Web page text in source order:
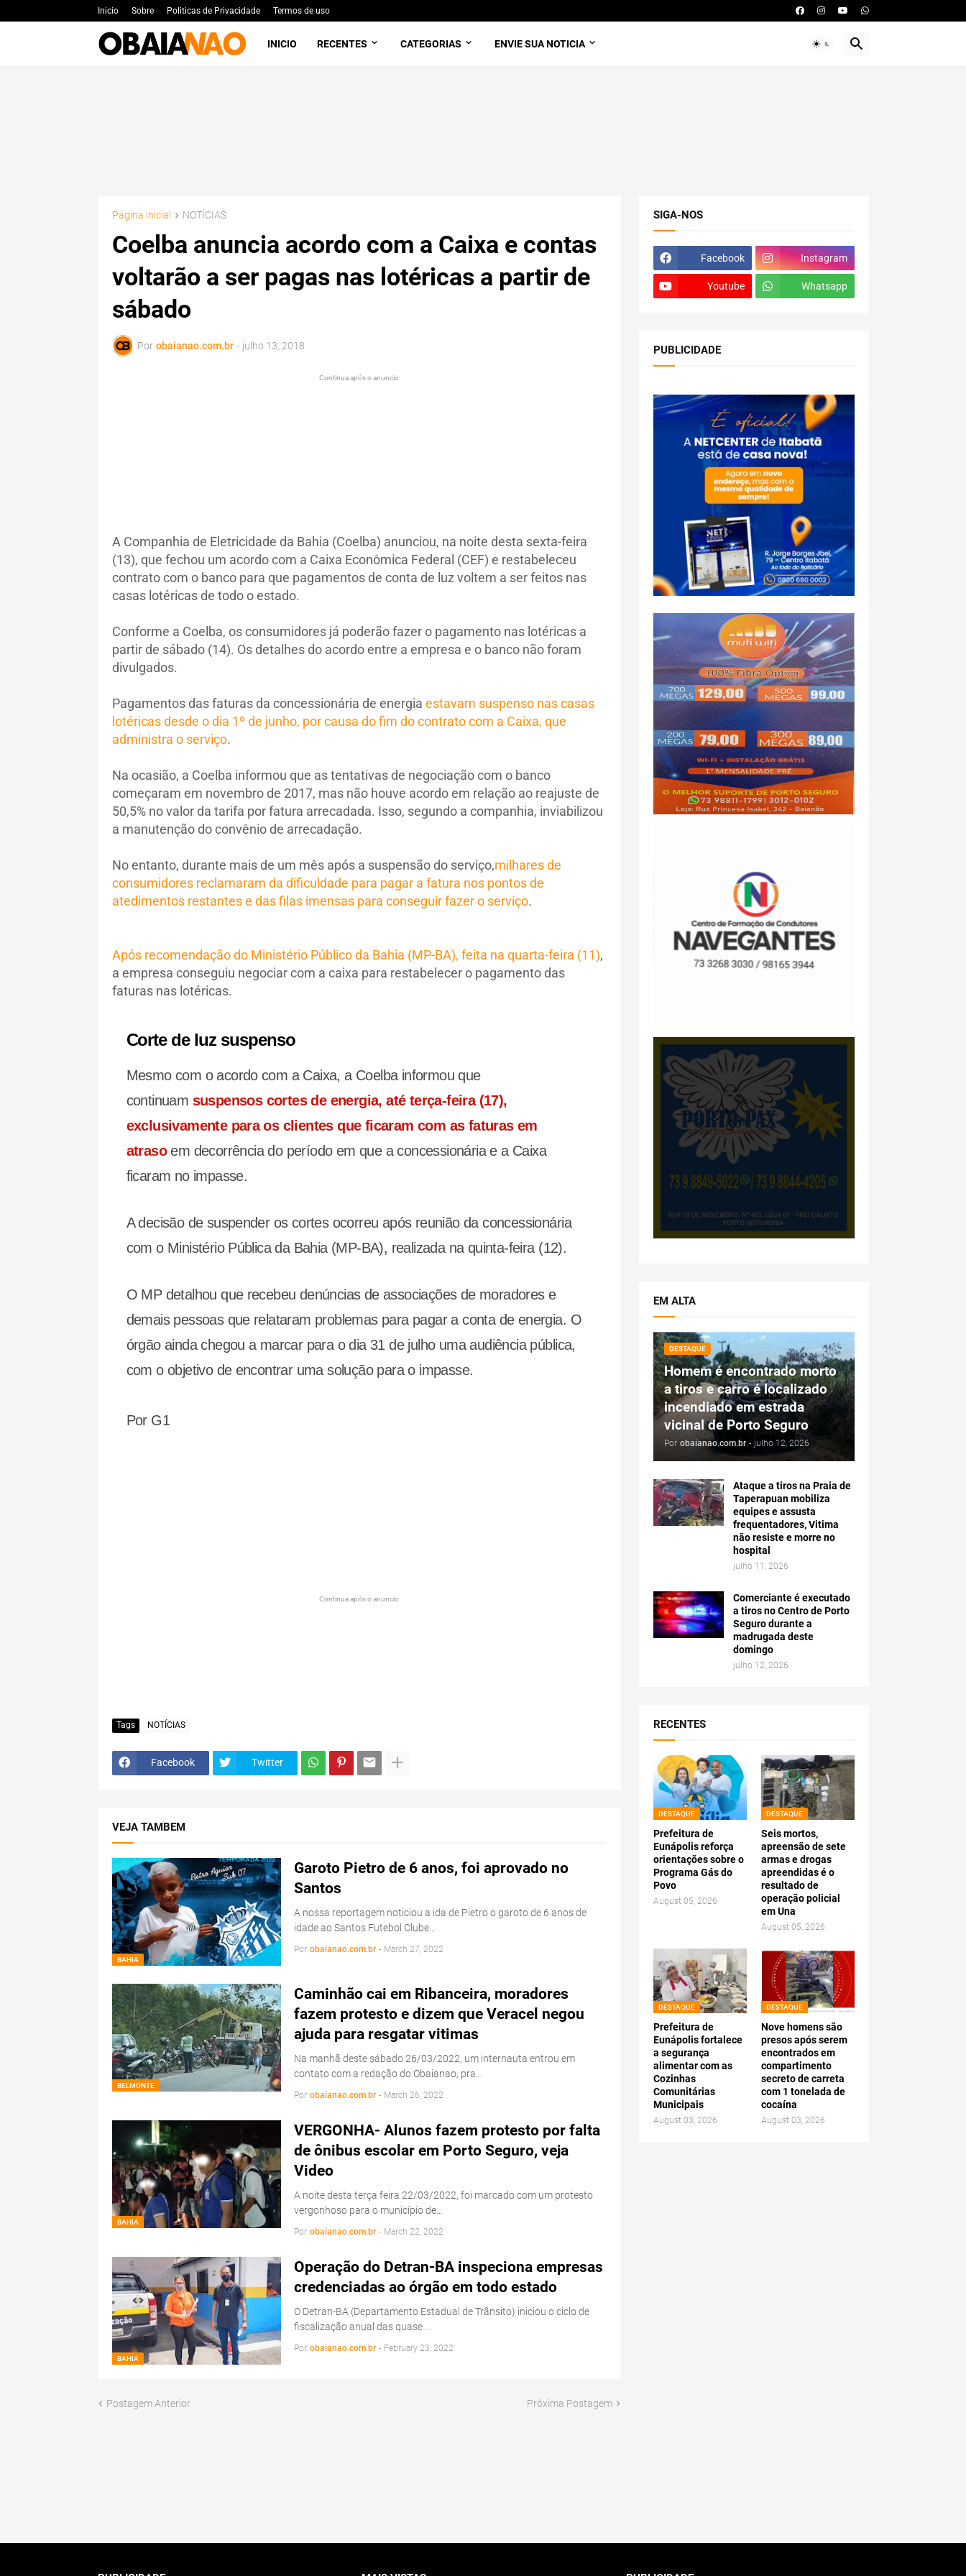
Inicio Sobre Politicas de Privacidade Termos de uso
INICIO RECENTES CATEGORIAS ENVIE SUA NOTICIA
Página inicial NOTÍCIAS
Coelba anuncia acordo com a Caixa e contas
voltarão a ser pagas nas lotéricas a partir de
sábado
Por obaianao.com.br - julho 13, 2018
Continua após o anuncio
A Companhia de Eletricidade da Bahia (Coelba) anunciou, na noite desta sexta-feira
(13), que fechou um acordo com a Caixa Econômica Federal (CEF) e restabeleceu
contrato com o banco para que pagamentos de conta de luz voltem a ser feitos nas
casas lotéricas de todo o estado.
Conforme a Coelba, os consumidores já poderão fazer o pagamento nas lotéricas a
partir de sábado (14). Os detalhes do acordo entre a empresa e o banco não foram
divulgados.
Pagamentos das faturas da concessionária de energia estavam suspenso nas casas
lotéricas desde o dia 1º de junho, por causa do fim do contrato com a Caixa, que
administra o serviço.
Na ocasião, a Coelba informou que as tentativas de negociação com o banco
começaram em novembro de 2017, mas não houve acordo em relação ao reajuste de
50,5% no valor da tarifa por fatura arrecadada. Isso, segundo a companhia, inviabilizou
a manutenção do convênio de arrecadação.
No entanto, durante mais de um mês após a suspensão do serviço,milhares de
consumidores reclamaram da dificuldade para pagar a fatura nos pontos de
atedimentos restantes e das filas imensas para conseguir fazer o serviço.
Após recomendação do Ministério Público da Bahia (MP-BA), feita na quarta-feira (11),
a empresa conseguiu negociar com a caixa para restabelecer o pagamento das
faturas nas lotéricas.
Corte de luz suspenso
Mesmo com o acordo com a Caixa, a Coelba informou que
continuam suspensos cortes de energia, até terça-feira (17),
exclusivamente para os clientes que ficaram com as faturas em
atrasoem decorrência do período em que a concessionária e a Caixa
ficaram no impasse.
A decisão de suspender os cortes ocorreu após reunião da concessionária
com o Ministério Pública da Bahia (MP-BA), realizada na quinta-feira (12).
O MP detalhou que recebeu denúncias de associações de moradores e
demais pessoas que relataram problemas para pagar a conta de energia. O
órgão ainda chegou a marcar para o dia 31 de julho uma audiência pública,
com o objetivo de encontrar uma solução para o impasse.
Por G1
Continua após o anuncio
Tags NOTÍCIAS
Facebook Twitter
VEJA TAMBEM
BAHIA
Garoto Pietro de 6 anos, foi aprovado no
Santos
A nossa reportagem noticiou a ida de Pietro o garoto de 6 anos de
idade ao Santos Futebol Clube…
Por obaianao.com.br - March 27, 2022
BELMONTE
Caminhão cai em Ribanceira, moradores
fazem protesto e dizem que Veracel negou
ajuda para resgatar vitimas
Na manhã deste sábado 26/03/2022, um internauta entrou em
contato com a redação do Obaianao, pra…
Por obaianao.com.br - March 26, 2022
BAHIA
VERGONHA- Alunos fazem protesto por falta
de ônibus escolar em Porto Seguro, veja
Video
A noite desta terça feira 22/03/2022, foi marcado com um protesto
vergonhoso para o município de…
Por obaianao.com.br - March 22, 2022
BAHIA
Operação do Detran-BA inspeciona empresas
credenciadas ao órgão em todo estado
O Detran-BA (Departamento Estadual de Trânsito) iniciou o ciclo de
fiscalização anual das quase …
Por obaianao.com.br - February 23, 2022
Postagem Anterior Próxima Postagem
SIGA-NOS
Facebook Instagram
Youtube Whatsapp
PUBLICIDADE
EM ALTA
DESTAQUE
Homem é encontrado morto
a tiros e carro é localizado
incendiado em estrada
vicinal de Porto Seguro
Por obaianao.com.br - julho 12, 2026
Ataque a tiros na Praia de
Taperapuan mobiliza
equipes e assusta
frequentadores, Vitima
não resiste e morre no
hospital
julho 11, 2026
Comerciante é executado
a tiros no Centro de Porto
Seguro durante a
madrugada deste
domingo
julho 12, 2026
RECENTES
DESTAQUE
Prefeitura de
Eunápolis reforça
orientações sobre o
Programa Gás do
Povo
August 05, 2026
DESTAQUE
Seis mortos,
apreensão de sete
armas e drogas
apreendidas é o
resultado de
operação policial
em Una
August 05, 2026
DESTAQUE
Prefeitura de
Eunápolis fortalece
a segurança
alimentar com as
Cozinhas
Comunitárias
Municipais
August 03, 2026
DESTAQUE
Nove homens são
presos após serem
encontrados em
compartimento
secreto de carreta
com 1 tonelada de
cocaína
August 03, 2026